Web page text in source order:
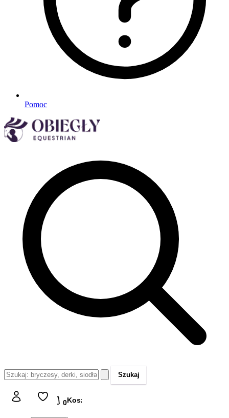
Pomoc
Szukaj
Koszyk 0Koszyk